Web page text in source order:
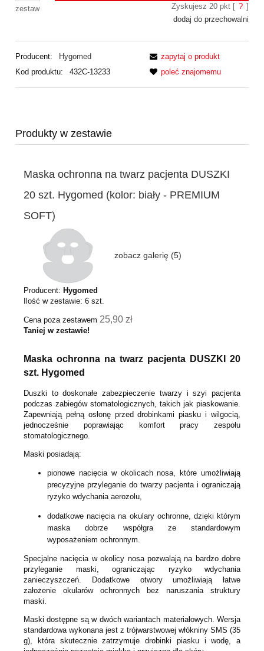
zestaw Zyskujesz 20pkt [ ? ]
dodaj do przechowalni
Producent:
Hygomed
Kod produktu:
432C-13233
zapytaj o produkt
poleć znajomemu
Produkty w zestawie
Maska ochronna na twarz pacjenta DUSZKI
20 szt. Hygomed (kolor: biały - PREMIUM
SOFT)
zobacz galerię (5)
Producent: Hygomed
Ilość w zestawie: 6 szt.
Cena poza zestawem 25,90 zł
Taniej w zestawie!
Maska ochronna na twarz pacjenta DUSZKI 20
szt. Hygomed
Duszki to doskonałe zabezpieczenie twarzy i szyi pacjenta
podczas zabiegów stomatologicznych, takich jak piaskowanie.
Zapewniają pełną osłonę przed drobinkami piasku i wilgocią,
jednocześnie poprawiając komfort pracy zespołu
stomatologicznego.
Maski posiadają:
pionowe nacięcia w okolicach nosa, które umożliwiają
precyzyjne przyleganie do twarzy pacjenta i ograniczają
ryzyko wdychania aerozolu,
dodatkowe nacięcia na okulary ochronne, dzięki którym
maska dobrze współgra ze standardowym
wyposażeniem ochronnym.
Specjalne nacięcia w okolicy nosa pozwalają na bardzo dobre
przyleganie maski, ograniczając ryzyko wdychania
zanieczyszczeń. Dodatkowe otwory umożliwiają łatwe
założenie okularów ochronnych bez naruszania struktury
maski.
Maski dostępne są w dwóch wariantach materiałowych. Wersja
standardowa wykonana jest z trójwarstwowej włókniny SMS (35
g), która skutecznie zatrzymuje drobinki piasku i wodę, a